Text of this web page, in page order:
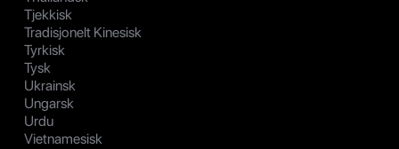
Tjekkisk
Tradisjonelt Kinesisk
Tyrkisk
Tysk
Ukrainsk
Ungarsk
Urdu
Vietnamesisk